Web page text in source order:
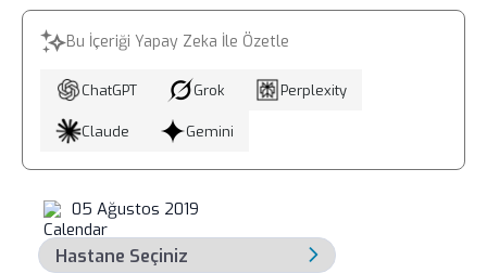
Bu İçeriği Yapay Zeka İle Özetle
ChatGPT Grok Perplexity
Claude Gemini
05 Ağustos 2019